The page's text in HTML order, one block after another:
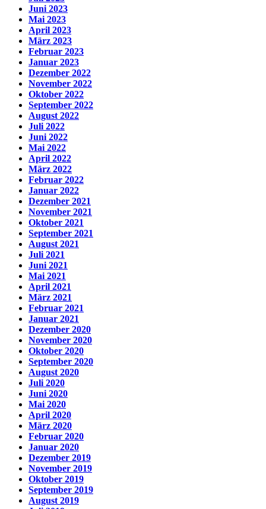
Juni 2023
Mai 2023
April 2023
März 2023
Februar 2023
Januar 2023
Dezember 2022
November 2022
Oktober 2022
September 2022
August 2022
Juli 2022
Juni 2022
Mai 2022
April 2022
März 2022
Februar 2022
Januar 2022
Dezember 2021
November 2021
Oktober 2021
September 2021
August 2021
Juli 2021
Juni 2021
Mai 2021
April 2021
März 2021
Februar 2021
Januar 2021
Dezember 2020
November 2020
Oktober 2020
September 2020
August 2020
Juli 2020
Juni 2020
Mai 2020
April 2020
März 2020
Februar 2020
Januar 2020
Dezember 2019
November 2019
Oktober 2019
September 2019
August 2019